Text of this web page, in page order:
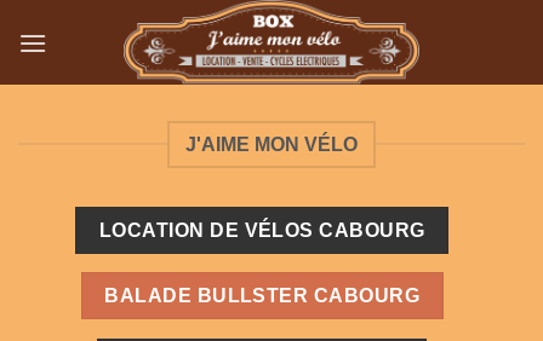
J'AIME MON VÉLO
LOCATION DE VÉLOS CABOURG
BALADE BULLSTER CABOURG